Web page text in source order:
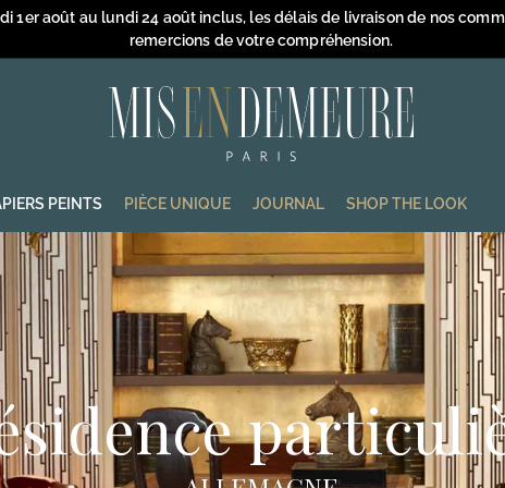
Diaporama
1er août au lundi 24 août inclus, les délais de livraison de nos
remercions de votre compréhension.
M
i
s
e
n
D
e
m
e
u
r
e
PEINTS PIÈCE UNIQUE JOURNAL SHOP THE LOOK